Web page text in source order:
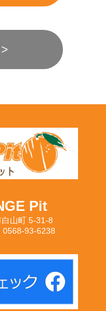
Pit
山町 5-31-8
93-6238